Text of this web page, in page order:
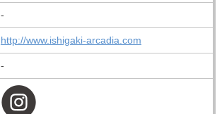
-
http://www.ishigaki-arcadia.com
-